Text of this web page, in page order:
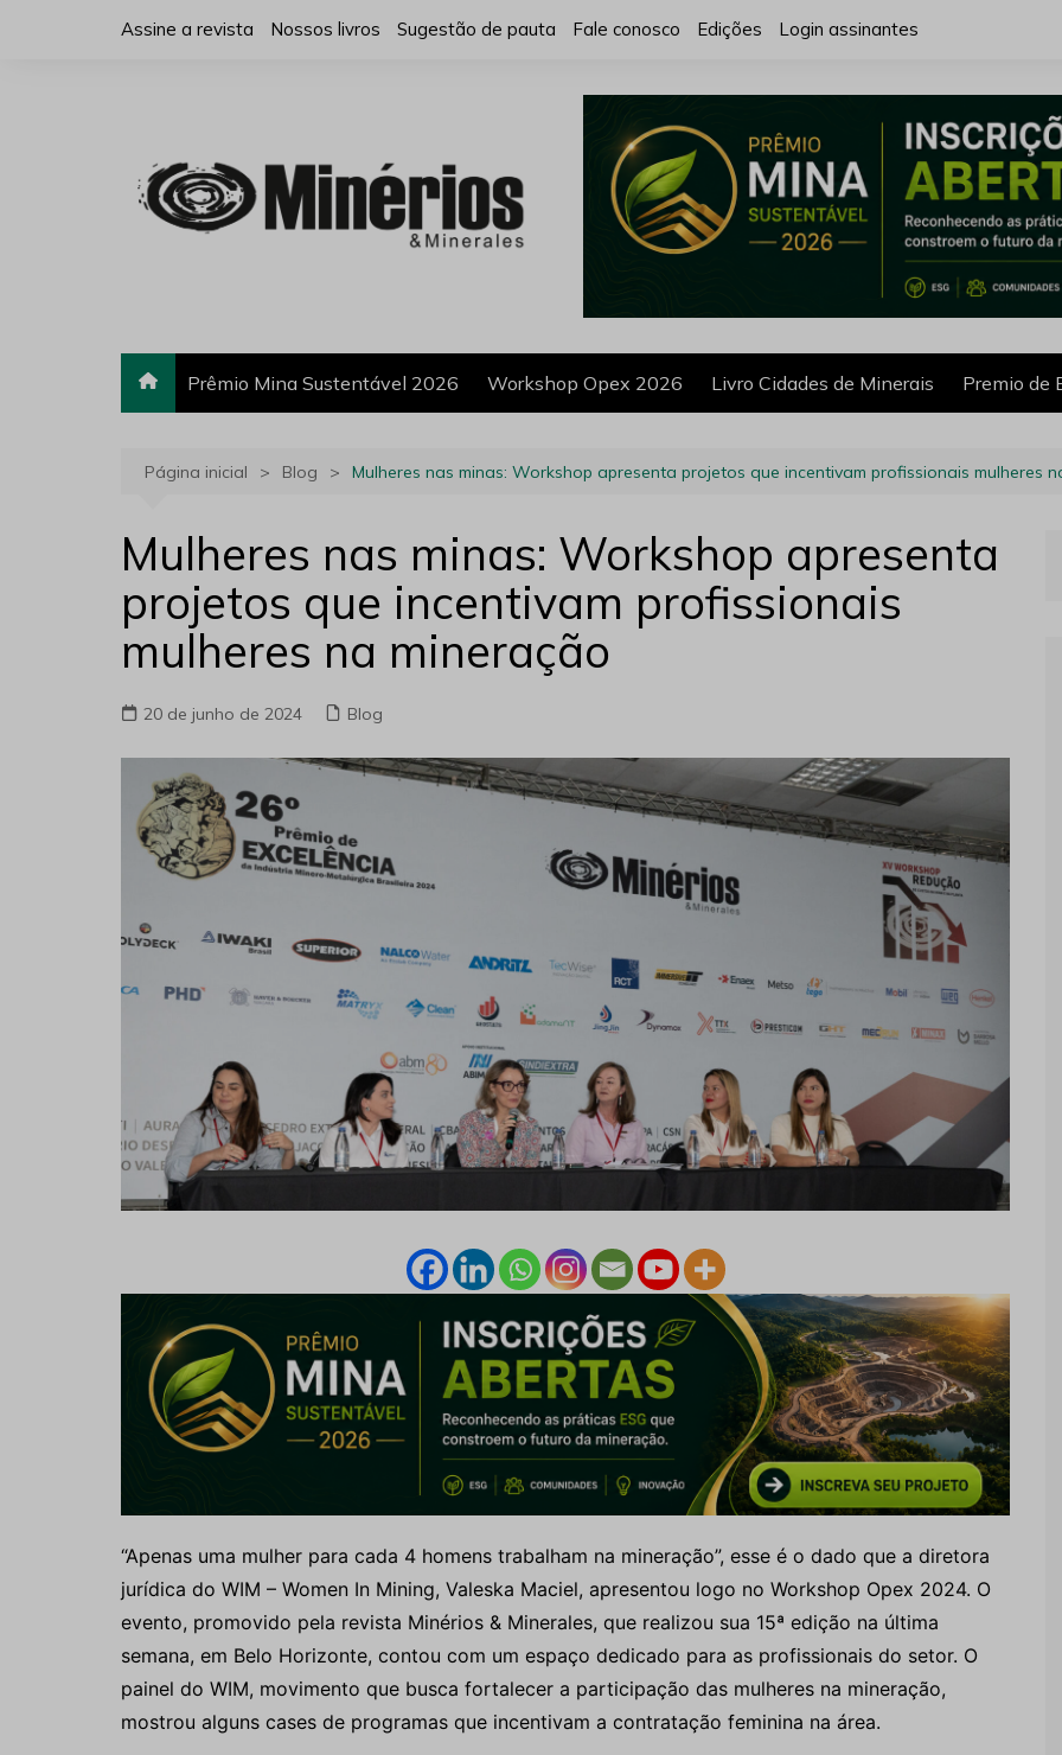
Assine a revista Nossos livros Sugestão de pauta Fale conosco Edições Login assinantes
Prêmio Mina Sustentável 2026 Workshop Opex 2026 Livro Cidades de Minerais Premio de
Página inicial Blog Mulheres nas minas: Workshop apresenta projetos que incentivam profissionais mulheres
Mulheres nas minas: Workshop apresenta
projetos que incentivam profissionais
mulheres na mineração
20 de junho de 2024 Blog
“Apenas uma mulher para cada 4 homens trabalham na mineração”, esse é o dado que a diretora
jurídica do WIM – Women In Mining, Valeska Maciel, apresentou logo no Workshop Opex 2024. O
evento, promovido pela revista Minérios & Minerales, que realizou sua 15ª edição na última
semana, em Belo Horizonte, contou com um espaço dedicado para as profissionais do setor. O
painel do WIM, movimento que busca fortalecer a participação das mulheres na mineração,
mostrou alguns cases de programas que incentivam a contratação feminina na área.